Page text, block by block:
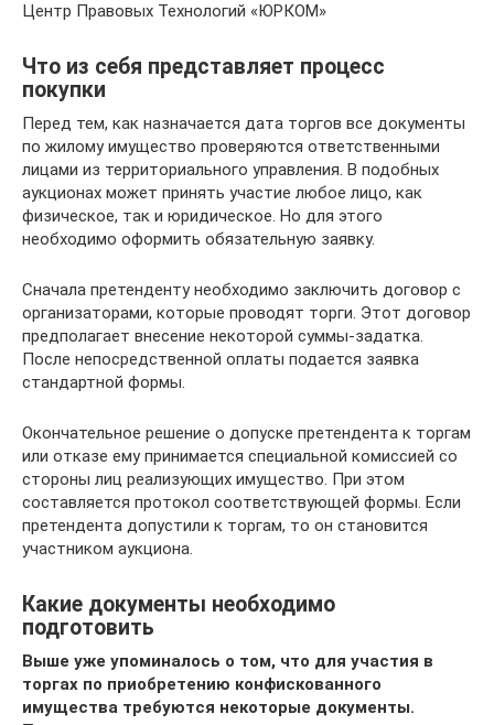
Центр Правовых Технологий «ЮРКОМ»
Что из себя представляет процесс
покупки
Перед тем, как назначается дата торгов все документы
по жилому имущество проверяются ответственными
лицами из территориального управления. В подобных
аукционах может принять участие любое лицо, как
физическое, так и юридическое. Но для этого
необходимо оформить обязательную заявку.
Сначала претенденту необходимо заключить договор с
организаторами, которые проводят торги. Этот договор
предполагает внесение некоторой суммы-задатка.
После непосредственной оплаты подается заявка
стандартной формы.
Окончательное решение о допуске претендента к торгам
или отказе ему принимается специальной комиссией со
стороны лиц реализующих имущество. При этом
составляется протокол соответствующей формы. Если
претендента допустили к торгам, то он становится
участником аукциона.
Какие документы необходимо
подготовить
Выше уже упоминалось о том, что для участия в
торгах по приобретению конфискованного
имущества требуются некоторые документы.